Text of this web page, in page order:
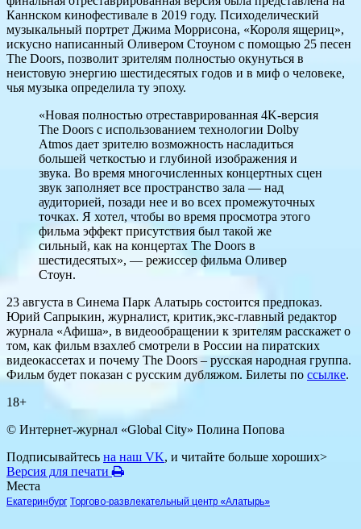
Каннском кинофестивале в 2019 году. Психоделический
музыкальный портрет Джима Моррисона, «Короля ящериц»,
искусно написанный Оливером Стоуном с помощью 25 песен
The Doors, позволит зрителям полностью окунуться в
неистовую энергию шестидесятых годов и в миф о человеке,
чья музыка определила ту эпоху.
«Новая полностью отреставрированная 4K-версия
The Doors с использованием технологии Dolby
Atmos дает зрителю возможность насладиться
большей четкостью и глубиной изображения и
звука. Во время многочисленных концертных сцен
звук заполняет все пространство зала — над
аудиторией, позади нее и во всех промежуточных
точках. Я хотел, чтобы во время просмотра этого
фильма эффект присутствия был такой же
сильный, как на концертах The Doors в
шестидесятых», — режиссер фильма Оливер
Стоун.
23 августа в Синема Парк Алатырь состоится предпоказ.
Юрий Сапрыкин, журналист, критик,экс-главный редактор
журнала «Афиша», в видеообращении к зрителям расскажет о
том, как фильм взахлеб смотрели в России на пиратских
видеокассетах и почему The Doors – русская народная группа.
Фильм будет показан с русским дубляжом. Билеты по ссылке.
18+
© Интернет-журнал «Global City» Полина Попова
Подписывайтесь на наш VK, и читайте больше хороших>
Версия для печати
Места
Екатеринбург Торгово-развлекательный центр «Алатырь»